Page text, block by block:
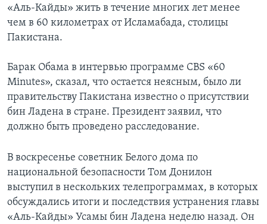
«Аль-Кайды» жить в течение многих лет менее
чем в 60 километрах от Исламабада, столицы
Пакистана.
Барак Обама в интервью программе CBS «60
Minutes», сказал, что остается неясным, было ли
правительству Пакистана известно о присутствии
бин Ладена в стране. Президент заявил, что
должно быть проведено расследование.
В воскресенье советник Белого дома по
национальной безопасности Том Донилон
выступил в нескольких телепрограммах, в которых
обсуждались итоги и последствия устранения главы
«Аль-Кайды» Усамы бин Ладена неделю назад. Он